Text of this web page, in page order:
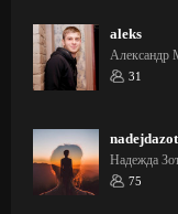
aleks
Александр
31
Надежда
75